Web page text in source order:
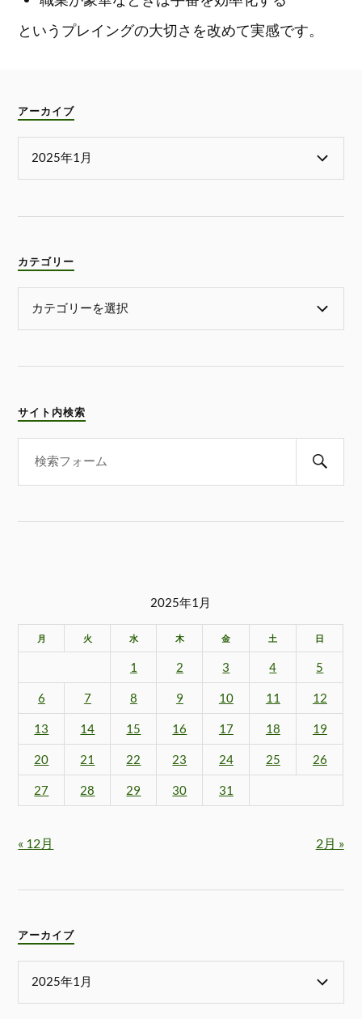
というプレイングの大切さを改めて実感です。
アーカイブ
カテゴリー
サイト内検索
2025年1月
月 火 水 木 金 土 日
1 2 3 4 5
6 7 8 9 10 11 12
13 14 15 16 17 18 19
20 21 22 23 24 25 26
27 28 29 30 31
« 12月 2月 »
アーカイブ